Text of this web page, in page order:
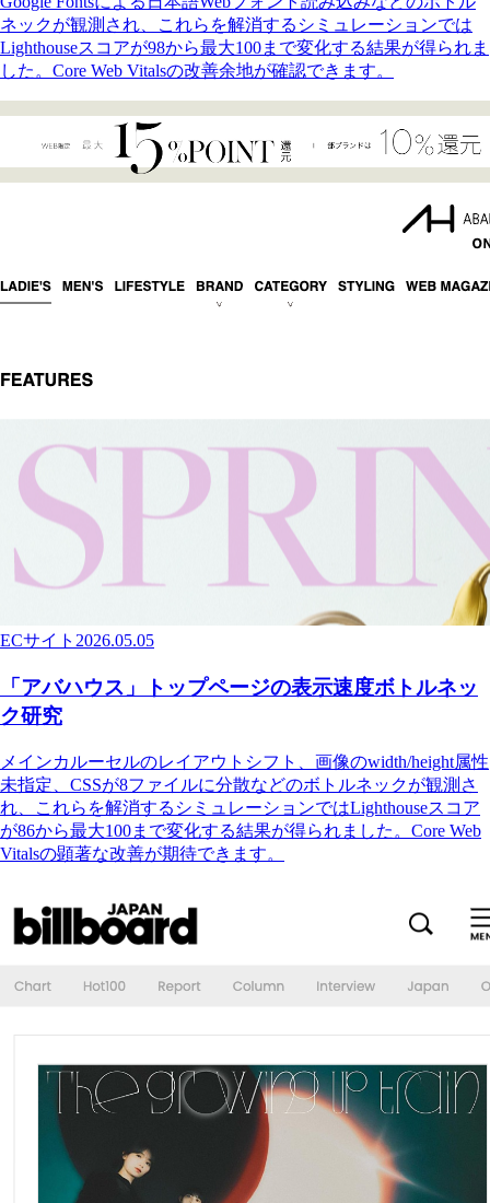
ネックが観測され、これらを解消するシミュレーションでは
Lighthouseスコアが98から最大100まで変化する結果が得られま
した。Core Web Vitalsの改善余地が確認できます。
ECサイト 2026.05.05
「アバハウス」トップページの表示速度ボトルネッ
ク研究
メインカルーセルのレイアウトシフト、画像のwidth/height属性
未指定、CSSが8ファイルに分散などのボトルネックが観測さ
れ、これらを解消するシミュレーションではLighthouseスコア
が86から最大100まで変化する結果が得られました。Core Web
Vitalsの顕著な改善が期待できます。